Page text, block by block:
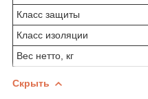
Класс защиты
Класс изоляции
Вес нетто, кг
Скрыть